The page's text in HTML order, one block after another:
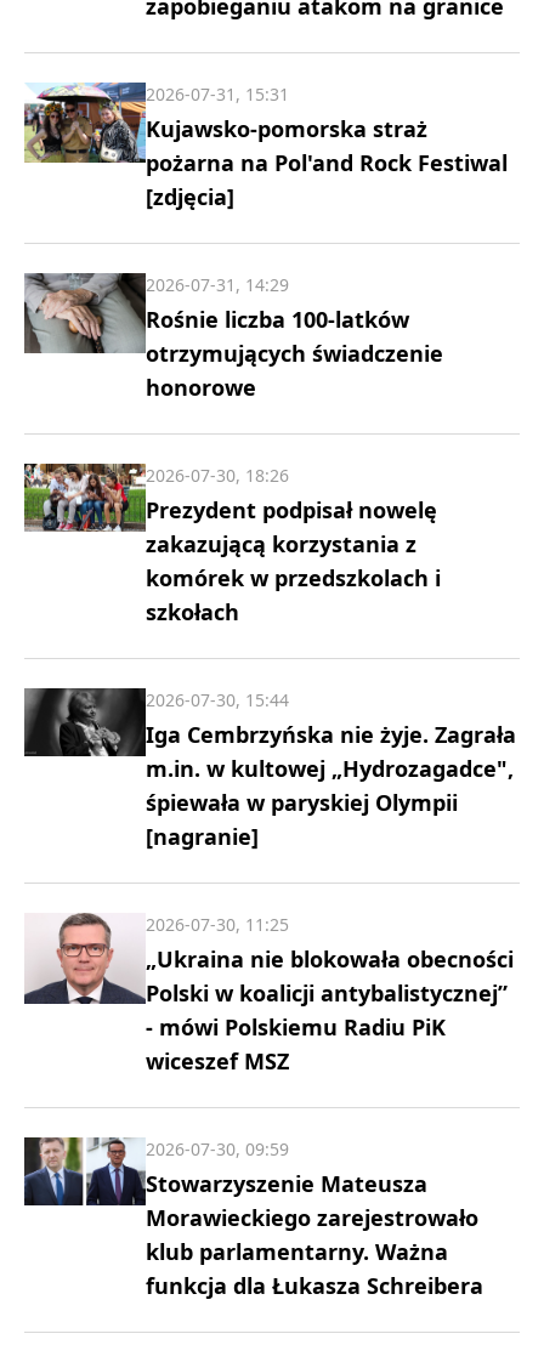
Kujawsko-pomorska straż
pożarna na Pol'and Rock Festiwal
[zdjęcia]
2026-07-31, 15:31
Rośnie liczba 100-latków
otrzymujących świadczenie
honorowe
2026-07-31, 14:29
Prezydent podpisał nowelę
zakazującą korzystania z
komórek w przedszkolach i
szkołach
2026-07-30, 18:26
Iga Cembrzyńska nie żyje. Zagrała
m.in. w kultowej „Hydrozagadce",
śpiewała w paryskiej Olympii
[nagranie]
2026-07-30, 15:44
„Ukraina nie blokowała obecności
Polski w koalicji antybalistycznej”
- mówi Polskiemu Radiu PiK
wiceszef MSZ
2026-07-30, 11:25
Stowarzyszenie Mateusza
Morawieckiego zarejestrowało
klub parlamentarny. Ważna
funkcja dla Łukasza Schreibera
2026-07-30, 09:59